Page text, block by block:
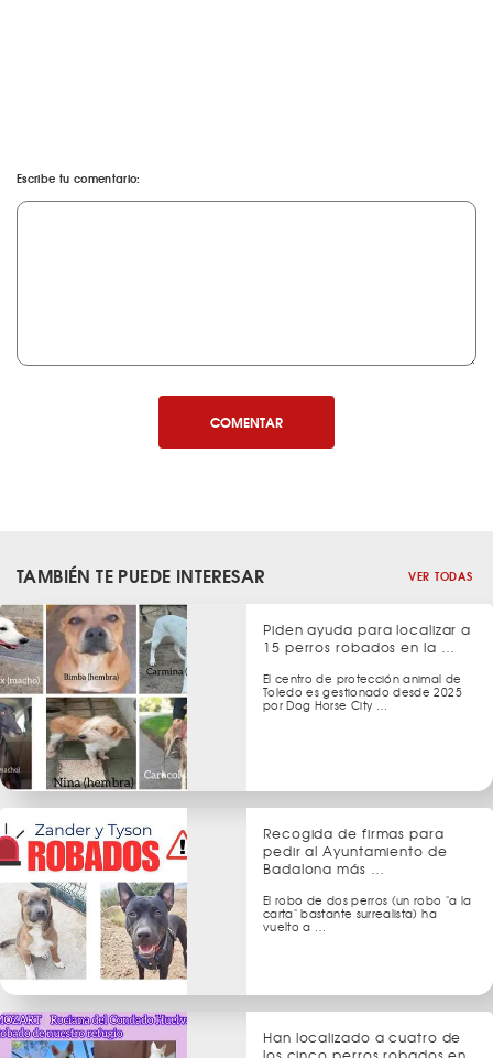
Escribe tu comentario:
COMENTAR
TAMBIÉN TE PUEDE INTERESAR VER TODAS
Piden ayuda para localizar a
15 perros robados en la …
El centro de protección animal de
Toledo es gestionado desde 2025
por Dog Horse City …
Recogida de firmas para
pedir al Ayuntamiento de
Badalona más …
El robo de dos perros (un robo "a la
carta" bastante surrealista) ha
vuelto a …
Han localizado a cuatro de